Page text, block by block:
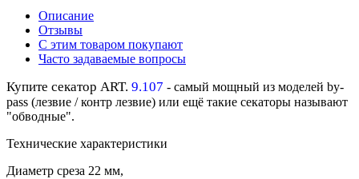
Описание
Отзывы
С этим товаром покупают
Часто задаваемые вопросы
Купите секатор ART. 9.107 - самый мощный из моделей by-
pass (лезвие / контр лезвие) или ещё такие секаторы называют
"обводные".
Технические характеристики
Диаметр среза 22 мм,